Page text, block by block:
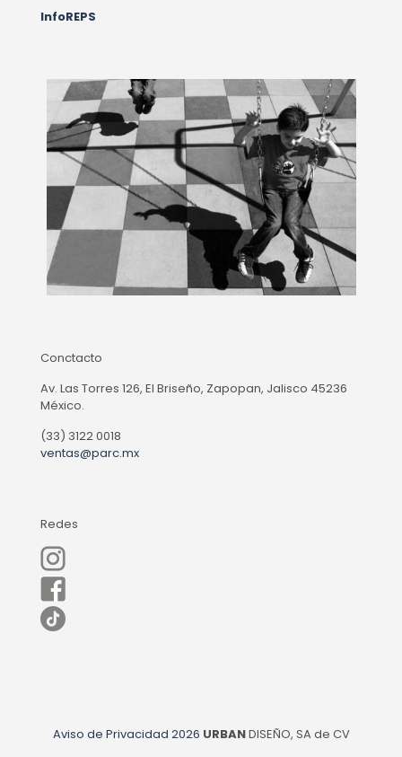
InfoREPS
Conctacto
Av. Las Torres 126, El Briseño, Zapopan, Jalisco 45236
México.
(33) 3122 0018
ventas@parc.mx
Redes
Aviso de Privacidad 2026 URBANDISEÑO, SA de CV